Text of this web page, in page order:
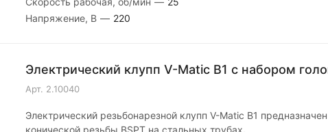
Напряжение, В — 220
Электрический клупп V-Matic B1 с набором
Арт. 2.10040
Электрический резьбонарезной клупп V-Matic B1
конической резьбы BSPT на стальных трубах.